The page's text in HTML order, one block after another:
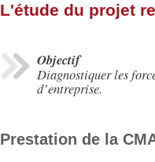
L'étude du projet
Objectif
Diagnostiquer les
d’entreprise.
Prestation de la